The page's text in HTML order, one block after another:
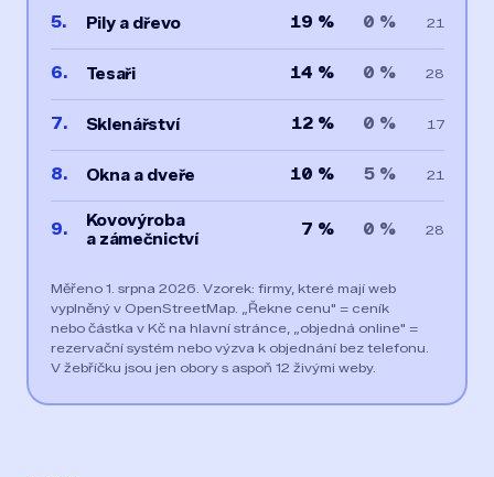
5. Pily a dřevo 19 % 0 % 21
6. Tesaři 14 % 0 % 28
7. Sklenářství 12 % 0 % 17
8. Okna a dveře 10 % 5 % 21
9.
Kovovýroba
a zámečnictví
7 % 0 % 28
Měřeno 1. srpna 2026. Vzorek: firmy, které mají web
vyplněný v OpenStreetMap. „Řekne cenu" = ceník
nebo částka v Kč na hlavní stránce, „objedná online" =
rezervační systém nebo výzva k objednání bez telefonu.
V žebříčku jsou jen obory s aspoň 12 živými weby.